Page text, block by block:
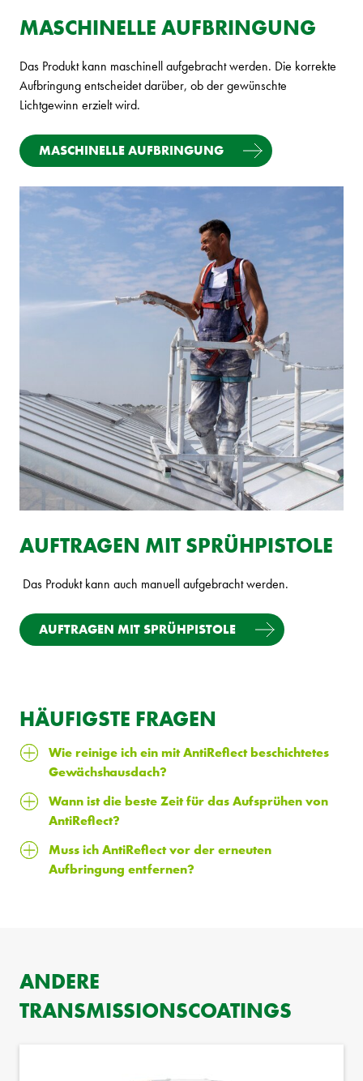
MASCHINELLE AUFBRINGUNG
Das Produkt kann maschinell aufgebracht werden. Die korrekte
Aufbringung entscheidet darüber, ob der gewünschte
Lichtgewinn erzielt wird.
MASCHINELLE AUFBRINGUNG
AUFTRAGEN MIT SPRÜHPISTOLE
Das Produkt kann auch manuell aufgebracht werden.
AUFTRAGEN MIT SPRÜHPISTOLE
HÄUFIGSTE FRAGEN
Wie reinige ich ein mit AntiReflect beschichtetes
Gewächshausdach?
Wann ist die beste Zeit für das Aufsprühen von
AntiReflect?
Muss ich AntiReflect vor der erneuten
Aufbringung entfernen?
ANDERE
TRANSMISSIONSCOATINGS